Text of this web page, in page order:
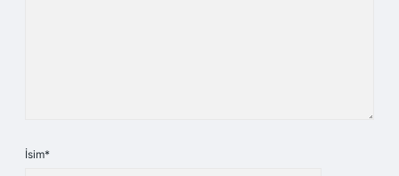
İsim*